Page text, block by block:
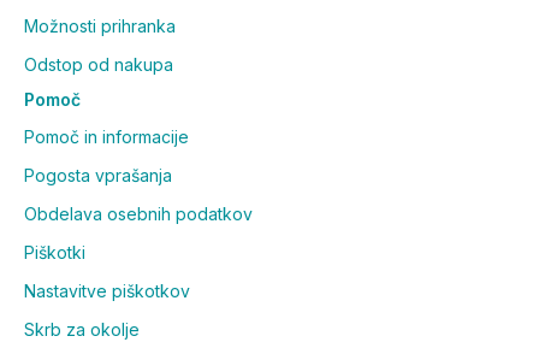
Možnosti prihranka
Odstop od nakupa
Pomoč
Pomoč in informacije
Pogosta vprašanja
Obdelava osebnih podatkov
Piškotki
Nastavitve piškotkov
Skrb za okolje